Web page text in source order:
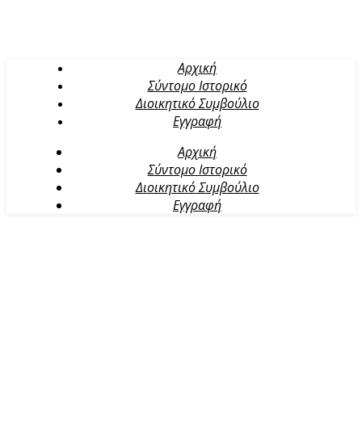
Αρχική
Σύντομο Ιστορικό
Διοικητικό Συμβούλιο
Εγγραφή
Αρχική
Σύντομο Ιστορικό
Διοικητικό Συμβούλιο
Εγγραφή